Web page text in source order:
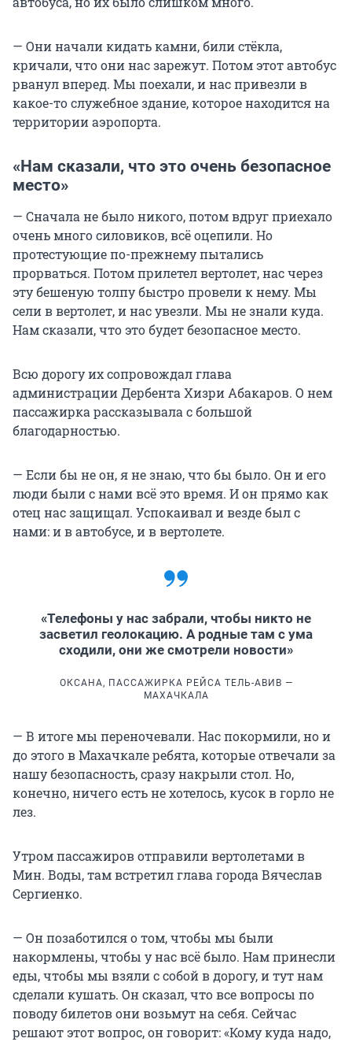
— Они начали кидать камни, били стёкла,
кричали, что они нас зарежут. Потом этот автобус
рванул вперед. Мы поехали, и нас привезли в
какое-то служебное здание, которое находится на
территории аэропорта.
«Нам сказали, что это очень безопасное
место»
— Сначала не было никого, потом вдруг приехало
очень много силовиков, всё оцепили. Но
протестующие по-прежнему пытались
прорваться. Потом прилетел вертолет, нас через
эту бешеную толпу быстро провели к нему. Мы
сели в вертолет, и нас увезли. Мы не знали куда.
Нам сказали, что это будет безопасное место.
Всю дорогу их сопровождал глава
администрации Дербента Хизри Абакаров. О нем
пассажирка рассказывала с большой
благодарностью.
— Если бы не он, я не знаю, что бы было. Он и его
люди были с нами всё это время. И он прямо как
отец нас защищал. Успокаивал и везде был с
нами: и в автобусе, и в вертолете.
«Телефоны у нас забрали, чтобы никто не
засветил геолокацию. А родные там с ума
сходили, они же смотрели новости»
ОКСАНА, ПАССАЖИРКА РЕЙСА ТЕЛЬ-АВИВ —
МАХАЧКАЛА
— В итоге мы переночевали. Нас покормили, но и
до этого в Махачкале ребята, которые отвечали за
нашу безопасность, сразу накрыли стол. Но,
конечно, ничего есть не хотелось, кусок в горло не
лез.
Утром пассажиров отправили вертолетами в
Мин. Воды, там встретил глава города Вячеслав
Сергиенко.
— Он позаботился о том, чтобы мы были
накормлены, чтобы у нас всё было. Нам принесли
еды, чтобы мы взяли с собой в дорогу, и тут нам
сделали кушать. Он сказал, что все вопросы по
поводу билетов они возьмут на себя. Сейчас
решают этот вопрос, он говорит: «Кому куда надо,